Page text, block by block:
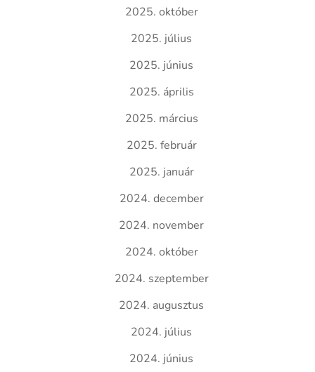
2025. október
2025. július
2025. június
2025. április
2025. március
2025. február
2025. január
2024. december
2024. november
2024. október
2024. szeptember
2024. augusztus
2024. július
2024. június